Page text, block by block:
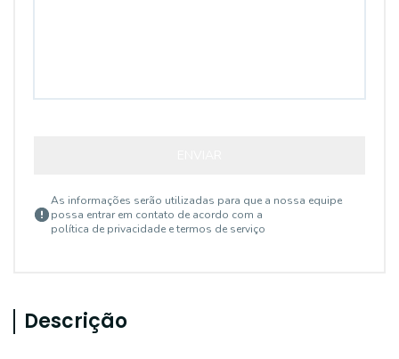
As informações serão utilizadas para que a nossa equipe
possa entrar em contato de acordo com a
política de privacidade e termos de serviço
Descrição